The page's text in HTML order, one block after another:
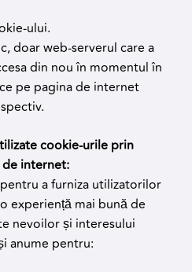
ului.
doar web-serverul care a
din nou în momentul în
pe pagina de internet
cookie-urile prin
internet:
a furniza utilizatorilor
experiență mai bună de
nevoilor și interesului
anume pentru: